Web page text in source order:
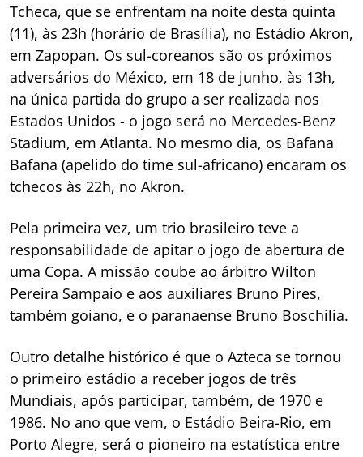
Tcheca, que se enfrentam na noite desta quinta
(11), às 23h (horário de Brasília), no Estádio Akron,
em Zapopan. Os sul-coreanos são os próximos
adversários do México, em 18 de junho, às 13h,
na única partida do grupo a ser realizada nos
Estados Unidos - o jogo será no Mercedes-Benz
Stadium, em Atlanta. No mesmo dia, os Bafana
Bafana (apelido do time sul-africano) encaram os
tchecos às 22h, no Akron.
Pela primeira vez, um trio brasileiro teve a
responsabilidade de apitar o jogo de abertura de
uma Copa. A missão coube ao árbitro Wilton
Pereira Sampaio e aos auxiliares Bruno Pires,
também goiano, e o paranaense Bruno Boschilia.
Outro detalhe histórico é que o Azteca se tornou
o primeiro estádio a receber jogos de três
Mundiais, após participar, também, de 1970 e
1986. No ano que vem, o Estádio Beira-Rio, em
Porto Alegre, será o pioneiro na estatística entre